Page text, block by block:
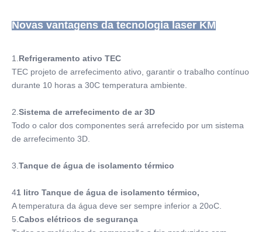
Novas vantagens da tecnologia laser KM
1. Refrigeramento ativo TEC
TEC projeto de arrefecimento ativo, garantir o trabalho contínuo
durante 10 horas a 30C temperatura ambiente.
2. Sistema de arrefecimento de ar 3D
Todo o calor dos componentes será arrefecido por um sistema
de arrefecimento 3D.
3. Tanque de água de isolamento térmico
41 litro Tanque de água de isolamento térmico,
A temperatura da água deve ser sempre inferior a 20oC.
5. Cabos elétricos de segurança